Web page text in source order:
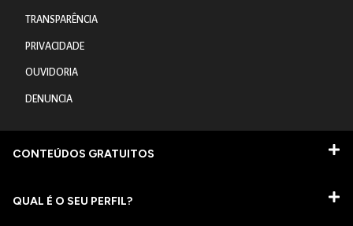
TRANSPARÊNCIA
PRIVACIDADE
OUVIDORIA
DENUNCIA
CONTEÚDOS GRATUITOS
QUAL É O SEU PERFIL?